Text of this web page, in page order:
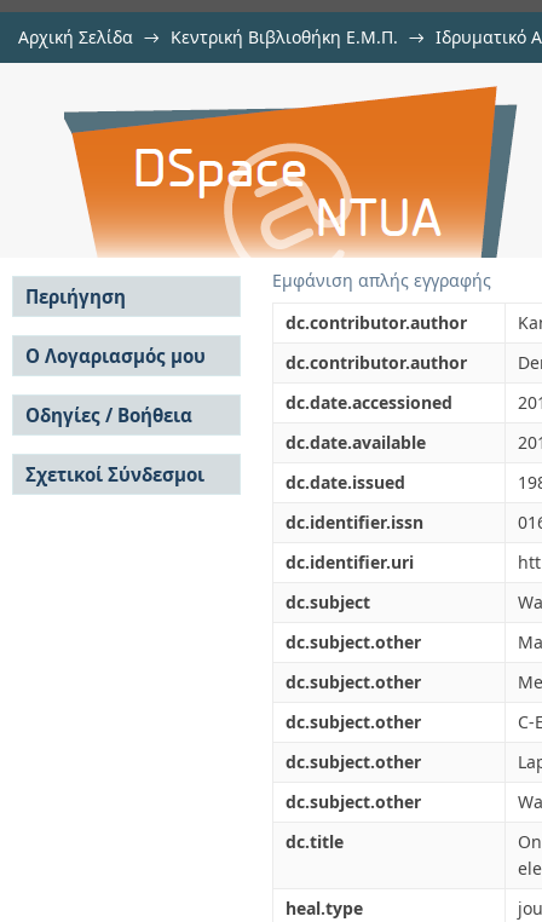
Αρχική Σελίδα → Κεντρική Βιβλιοθήκη Ε.Μ.Π. → Ιδρυματικό
On the solution of laplace
elements""
Εμφάνιση απλής εγγραφής
dc.contributor.author
dc.contributor.author
dc.date.accessioned
dc.date.available
dc.date.issued
dc.identifier.issn
dc.identifier.uri
dc.subject
dc.subject.other
dc.subject.other
dc.subject.other
C-
dc.subject.other
dc.subject.other
dc.title
heal.type
Περιήγηση
Σε όλο το DSpace
Κοινότητες & Συλλογές
Ανά Ημερομηνία
Έκδοσης
Συγγραφείς
Τίτλοι
Θέματα
Ο Λογαριασμός μου
Σύνδεση
Εγγραφή
Οδηγίες / Βοήθεια
Οδηγίες Υποβολής
Οδηγίες Χρήσης ΙΑ
Συχνές Ερωτήσεις
Σχετικοί Σύνδεσμοι